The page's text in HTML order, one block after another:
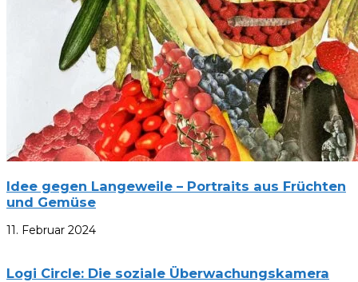
Idee gegen Langeweile – Portraits aus Früchten
und Gemüse
11. Februar 2024
Logi Circle: Die soziale Überwachungskamera